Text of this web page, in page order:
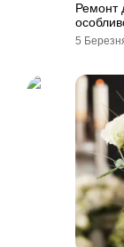
Ремонт
5